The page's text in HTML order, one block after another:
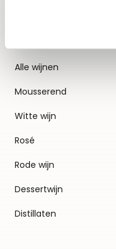
Alle wijnen
Mousserend
Witte wijn
Rosé
Rode wijn
Dessertwijn
Distillaten